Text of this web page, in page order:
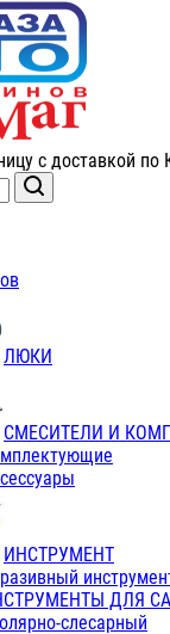
с доставкой
ЛЮКИ
СМЕСИТЕЛИ И
ИНСТРУМЕНТ
ДЛЯ
слесарный